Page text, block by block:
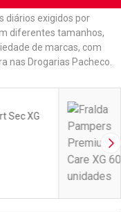
diários exigidos por
diferentes tamanhos,
de marcas, com
nas Drogarias Pacheco.
Sec XG